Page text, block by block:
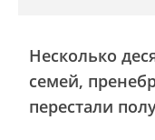
Несколько
семей,
перестали